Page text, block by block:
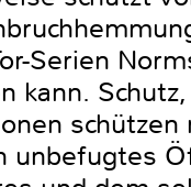
Serien
kann.
unbefugtes